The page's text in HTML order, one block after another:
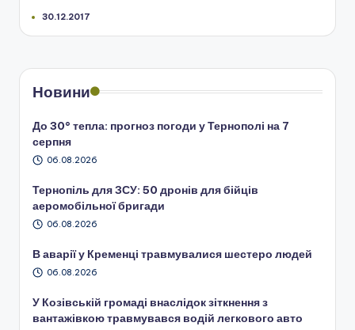
30.12.2017
Новини
До 30° тепла: прогноз погоди у Тернополі на 7
серпня
06.08.2026
Тернопіль для ЗСУ: 50 дронів для бійців
аеромобільної бригади
06.08.2026
В аварії у Кременці травмувалися шестеро людей
06.08.2026
У Козівській громаді внаслідок зіткнення з
вантажівкою травмувався водій легкового авто